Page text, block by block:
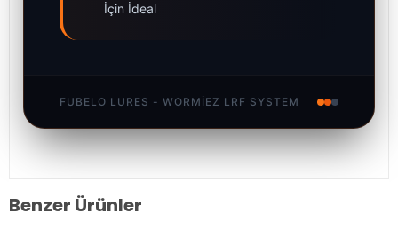
İçin İdeal
FUBELO LURES - WORMIEZ LRF SYSTEM
Benzer Ürünler